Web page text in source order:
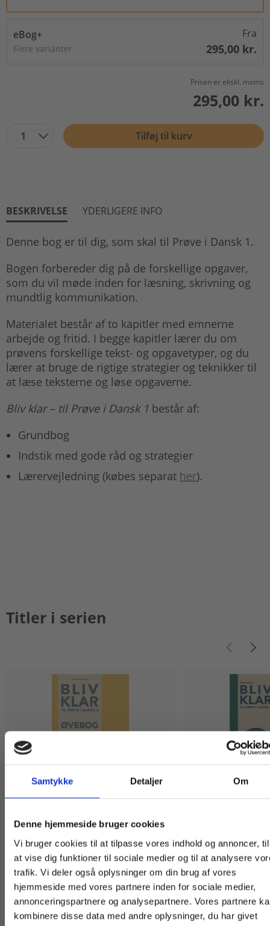
Samtykke Detaljer Om
Denne hjemmeside bruger cookies
Vi bruger cookies til at tilpasse vores indhold og annoncer, til
at vise dig funktioner til sociale medier og til at analysere
trafik. Vi deler også oplysninger om din brug af vores
hjemmeside med vores partnere inden for sociale medier,
annonceringspartnere og analysepartnere. Vores partnere
kombinere disse data med andre oplysninger, du har givet
eBog+
Flere varianter
Fra
295,00 kr.
Prisen er ekskl. moms
295,00 kr.
1 Tilføj til kurv
BESKRIVELSE YDERLIGERE INFO
Denne bog er til dig, som skal til Prøve i Dansk 1.
Bogen forbereder dig på de forskellige opgaver,
som du vil møde inden for læsning, skrivning og
mundtlig kommunikation.
Materialet består af to kapitler med emnerne
arbejde og fritid. I begge kapitler lærer du om
prøvens forskellige tekst- og opgavetyper, og du
lærer at bruge de rigtige strategier og teknikker til
at læse teksterne og løse opgaverne.
Bliv klar – til Prøve i Dansk 1 består af:
Grundbog
Indstik med gode råd og strategier
Lærervejledning (købes separat her).
Titler i serien
Bliv klar til prøve i Dansk 3, øvebog
Dennis Grynnerup
Fra
129,00 KR.
Dennis Grynnerup
450,00 KR.
Fortsæt som:
For privatkunder og
studerende. Du får
For institutioner og
virksomheder. Du